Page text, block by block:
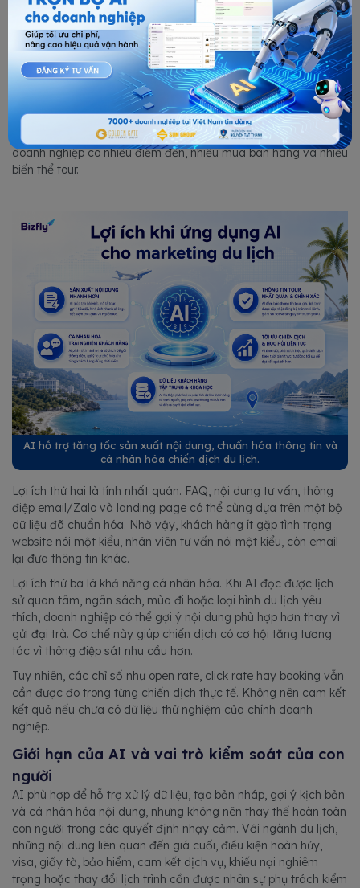
vận hành được cập nhật liên tục.
Lợi ích khi ứng dụng AI cho marketing du
lịch
Lợi ích đầu tiên là tốc độ sản xuất nội dung. Thay vì viết từng
bản giới thiệu tour từ đầu, đội marketing có thể dùng AI để tạo
bản nháp theo cấu trúc, sau đó tập trung chỉnh thông điệp,
kiểm tra thông tin và tối ưu SEO. Điều này đặc biệt hữu ích khi
doanh nghiệp có nhiều điểm đến, nhiều mùa bán hàng và nhiều
biến thể tour.
AI hỗ trợ tăng tốc sản xuất nội dung, chuẩn hóa thông tin và
cá nhân hóa chiến dịch du lịch.
Lợi ích thứ hai là tính nhất quán. FAQ, nội dung tư vấn, thông
điệp email/Zalo và landing page có thể cùng dựa trên một bộ
dữ liệu đã chuẩn hóa. Nhờ vậy, khách hàng ít gặp tình trạng
website nói một kiểu, nhân viên tư vấn nói một kiểu, còn email
lại đưa thông tin khác.
Lợi ích thứ ba là khả năng cá nhân hóa. Khi AI đọc được lịch
sử quan tâm, ngân sách, mùa đi hoặc loại hình du lịch yêu
thích, doanh nghiệp có thể gợi ý nội dung phù hợp hơn thay vì
gửi đại trà. Cơ chế này giúp chiến dịch có cơ hội tăng tương
tác vì thông điệp sát nhu cầu hơn.
Tuy nhiên, các chỉ số như open rate, click rate hay booking vẫn
cần được đo trong từng chiến dịch thực tế. Không nên cam kết
kết quả nếu chưa có dữ liệu thử nghiệm của chính doanh
nghiệp.
Giới hạn của AI và vai trò kiểm soát của con
người
AI phù hợp để hỗ trợ xử lý dữ liệu, tạo bản nháp, gợi ý kịch bản
và cá nhân hóa nội dung, nhưng không nên thay thế hoàn toàn
con người trong các quyết định nhạy cảm. Với ngành du lịch,
những nội dung liên quan đến giá cuối, điều kiện hoàn hủy,
visa, giấy tờ, bảo hiểm, cam kết dịch vụ, khiếu nại nghiêm
trọng hoặc thay đổi lịch trình cần được nhân sự phụ trách kiểm